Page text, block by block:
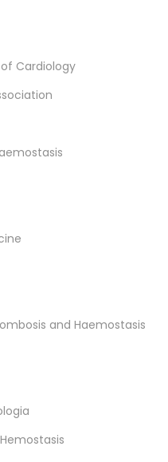
Cardiology
and Haemostasis